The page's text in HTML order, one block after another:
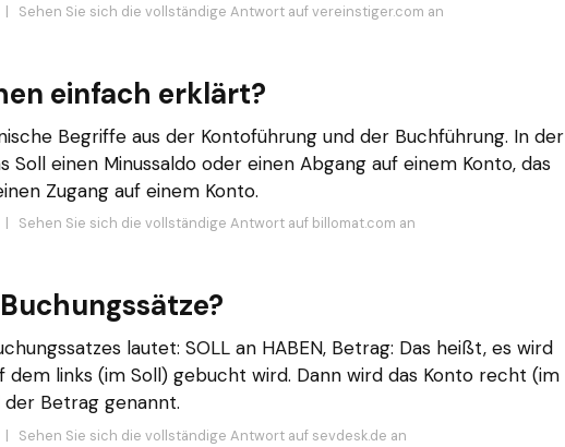
| Sehen Sie sich die vollständige Antwort auf vereinstiger.com an
einfach erklärt?
Begriffe aus der Kontoführung und der Buchführung. In der
Soll einen Minussaldo oder einen Abgang auf einem Konto, das
Zugang auf einem Konto.
Sehen Sie sich die vollständige Antwort auf billomat.com an
lautet: SOLL an HABEN, Betrag: Das heißt, es wird
dem links (im Soll) gebucht wird. Dann wird das Konto recht (im
Betrag genannt.
| Sehen Sie sich die vollständige Antwort auf sevdesk.de an